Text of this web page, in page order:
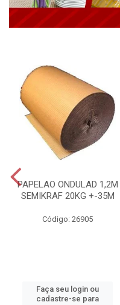
PAPELAO ONDULAD 1,2M
SEMIKRAF 20KG +-35M
Código: 26905
Faça seu login ou
cadastre-se para